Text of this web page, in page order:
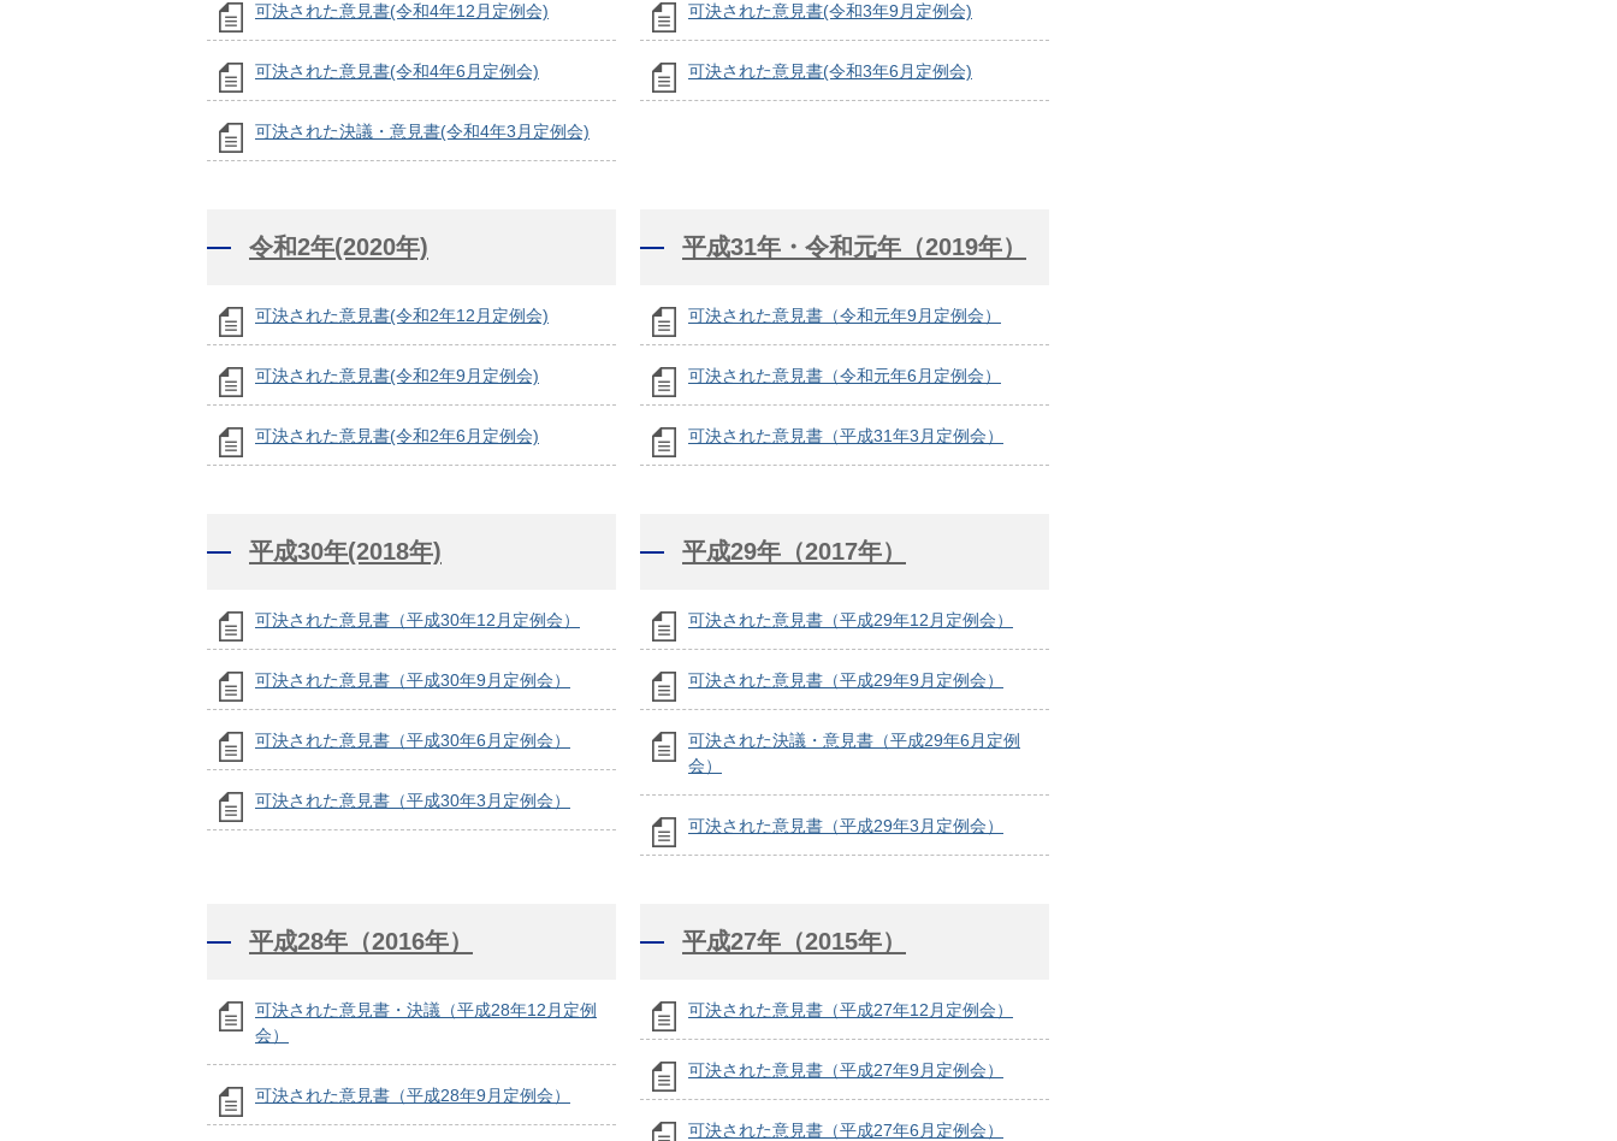
可決された意見書(令和4年12月定例会)
可決された意見書(令和4年6月定例会)
可決された決議・意見書(令和4年3月定例会)
可決された意見書(令和3年9月定例会)
可決された意見書(令和3年6月定例会)
令和2年(2020年)
可決された意見書(令和2年12月定例会)
可決された意見書(令和2年9月定例会)
可決された意見書(令和2年6月定例会)
平成31年・令和元年（2019年）
可決された意見書（令和元年9月定例会）
可決された意見書（令和元年6月定例会）
可決された意見書（平成31年3月定例会）
平成30年(2018年)
可決された意見書（平成30年12月定例会）
可決された意見書（平成30年9月定例会）
可決された意見書（平成30年6月定例会）
可決された意見書（平成30年3月定例会）
平成29年（2017年）
可決された意見書（平成29年12月定例会）
可決された意見書（平成29年9月定例会）
可決された決議・意見書（平成29年6月定例
会）
可決された意見書（平成29年3月定例会）
平成28年（2016年）
可決された意見書・決議（平成28年12月定例
会）
可決された意見書（平成28年9月定例会）
平成27年（2015年）
可決された意見書（平成27年12月定例会）
可決された意見書（平成27年9月定例会）
可決された意見書（平成27年6月定例会）